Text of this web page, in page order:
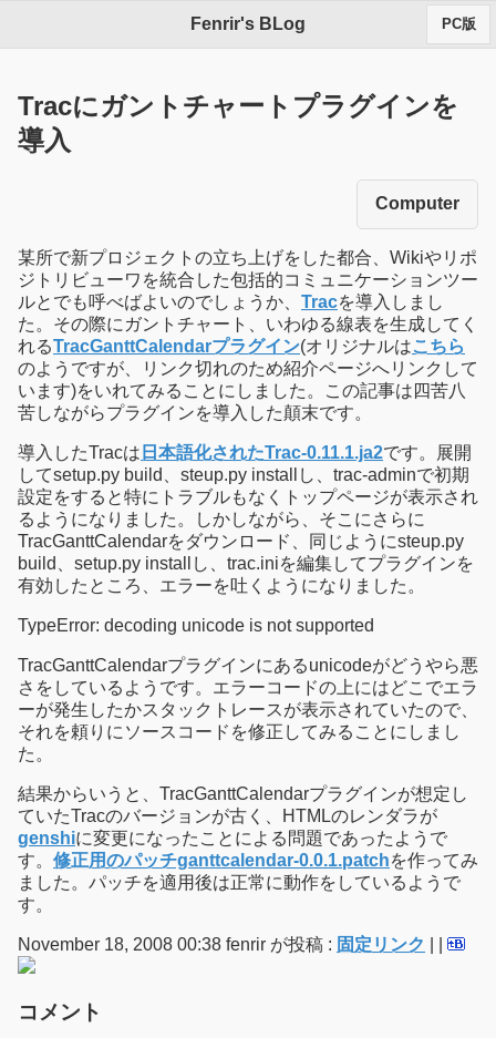
Fenrir's BLog PC版
Tracにガントチャートプラグインを
導入
Computer
某所で新プロジェクトの立ち上げをした都合、Wikiやリポ
ジトリビューワを統合した包括的コミュニケーションツー
ルとでも呼べばよいのでしょうか、 Tracを導入しまし
た。その際にガントチャート、いわゆる線表を生成してく
れるTracGanttCalendarプラグイン(オリジナルはこちら
のようですが、リンク切れのため紹介ページへリンクして
います)をいれてみることにしました。この記事は四苦八
苦しながらプラグインを導入した顛末です。
導入したTracは 日本語化されたTrac-0.11.1.ja2です。展開
してsetup.py build、steup.py installし、trac-adminで初期
設定をすると特にトラブルもなくトップページが表示され
るようになりました。しかしながら、そこにさらに
TracGanttCalendarをダウンロード、同じようにsteup.py
build、setup.py installし、trac.iniを編集してプラグインを
有効したところ、エラーを吐くようになりました。
TypeError: decoding unicode is not supported
TracGanttCalendarプラグインにあるunicodeがどうやら悪
さをしているようです。エラーコードの上にはどこでエラ
ーが発生したかスタックトレースが表示されていたので、
それを頼りにソースコードを修正してみることにしまし
た。
結果からいうと、TracGanttCalendarプラグインが想定し
ていたTracのバージョンが古く、HTMLのレンダラが
genshiに変更になったことによる問題であったようで
す。 修正用のパッチganttcalendar-0.0.1.patchを作ってみ
ました。パッチを適用後は正常に動作をしているようで
す。
November 18, 2008 00:38 fenrir が投稿 : 固定リンク
コメント